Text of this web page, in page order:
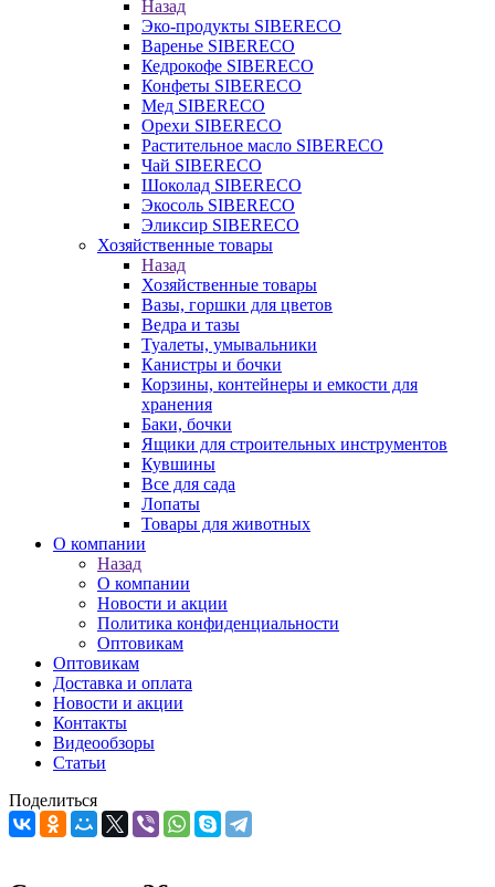
Назад
Эко-продукты SIBERECO
Варенье SIBERECO
Кедрокофе SIBERECO
Конфеты SIBERECO
Мед SIBERECO
Орехи SIBERECO
Растительное масло SIBERECO
Чай SIBERECO
Шоколад SIBERECO
Экосоль SIBERECO
Эликсир SIBERECO
Хозяйственные товары
Назад
Хозяйственные товары
Вазы, горшки для цветов
Ведра и тазы
Туалеты, умывальники
Канистры и бочки
Корзины, контейнеры и емкости для
хранения
Баки, бочки
Ящики для строительных инструментов
Кувшины
Все для сада
Лопаты
Товары для животных
О компании
Назад
О компании
Новости и акции
Политика конфиденциальности
Оптовикам
Оптовикам
Доставка и оплата
Новости и акции
Контакты
Видеообзоры
Статьи
Поделиться